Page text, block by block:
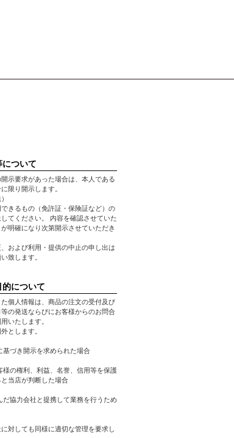
ついて
示要求があった場合は、本人である
限り開示します。
きるもの（免許証・保険証など）の
てください。 内容を確認させていた
明確になり次第開示させていただき
および利用・提供の中止の申し出は
致します。
について
個人情報は、商品の注文の受付及び
の発送ならびにお客様からのお問合
いたします。
とします。
づき開示を求められた場合
の権利、利益、名誉、信用等を保護
当店が判断した場合
協力会社と提携して業務を行うため
対しても同様に適切な管理を要求し